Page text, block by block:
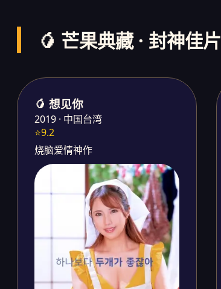
🥭 芒果典藏 · 封神佳片
🥭 想见你
2019 · 中国台湾
⭐9.2
烧脑爱情神作